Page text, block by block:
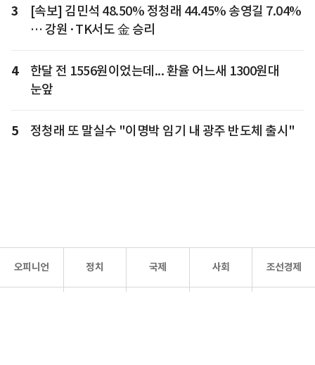
3
[속보] 김민석 48.50% 정청래 44.45% 송영길 7.04%
… 강원·TK서도 金 승리
4
한달 전 1556원이었는데... 환율 어느새 1300원대
눈앞
5 정청래 또 말실수 "이명박 임기 내 광주 반도체 출시"
오피니언 정치 국제 사회 조선경제